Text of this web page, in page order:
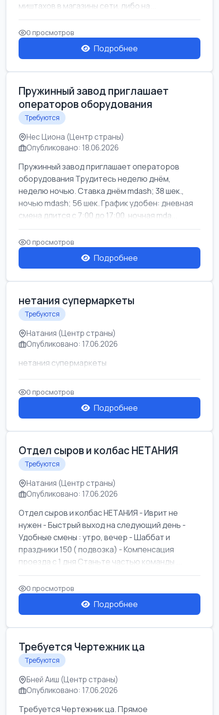
миштахов в магазины сети, либо на...
0 просмотров
Подробнее
Пружинный завод приглашает
операторов оборудования
Требуются
Нес Циона (Центр страны)
Опубликовано: 18.06.2026
Пружинный завод приглашает операторов
оборудования Трудитесь неделю днём,
неделю ночью. Ставка днём mdash; 38 шек.,
ночью mdash; 56 шек. График удобен: дневная
смена длится с 7:00 до 17:00, ночная mda...
0 просмотров
Подробнее
нетания супермаркеты
Требуются
Натания (Центр страны)
Опубликовано: 17.06.2026
нетания супермаркеты
0 просмотров
Подробнее
Отдел сыров и колбас НЕТАНИЯ
Требуются
Натания (Центр страны)
Опубликовано: 17.06.2026
Отдел сыров и колбас НЕТАНИЯ - Иврит не
нужен - Быстрый выход на следующий день -
Удобные смены : утро, вечер - Шаббат и
праздники 150 ( подвозка) - Компенсация
проезда с 1 дня Станьте частью команды ...
0 просмотров
Подробнее
Требуется Чертежник ца
Требуются
Бней Аиш (Центр страны)
Опубликовано: 17.06.2026
Требуется Чертежник ца. Прямое